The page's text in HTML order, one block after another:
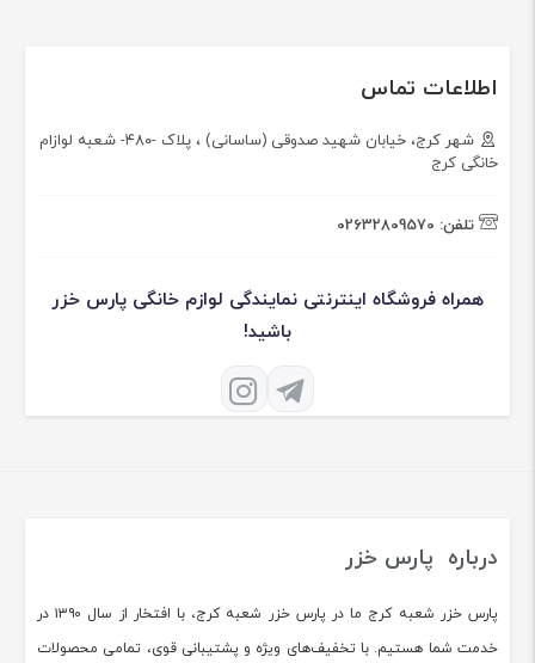
اطلاعات تماس
شهر کرج، خیابان شهید صدوقی (ساسانی) ، پلاک -۴۸۰- شعبه لوازام
خانگی کرج
تلفن: 02632809570
همراه فروشگاه اینترنتی نمایندگی لوازم خانگی پارس خزر
باشید!
درباره پارس خزر
پارس خزر شعبه کرج ما در پارس خزر شعبه کرج، با افتخار از سال ۱۳۹۰ در
خدمت شما هستیم. با تخفیف‌های ویژه و پشتیبانی قوی، تمامی محصولات